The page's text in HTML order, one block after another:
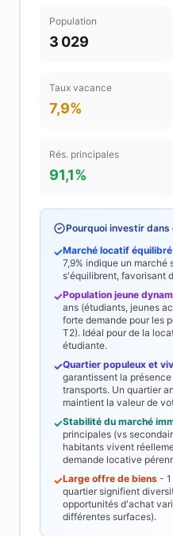
Population
3 029
Taux vacance
7,9%
Rés. principales
91,1%
Pourquoi investir dans
✓Marché locatif équilibré
7,9% indique un marché
s'équilibrent, favorisant
✓Population jeune
ans (étudiants, jeunes
forte demande pour les
T2). Idéal pour de la
étudiante.
✓Quartier populeux et
garantissent la
transports. Un quartier
maintient la valeur de
✓Stabilité du marché
principales (vs
habitants vivent
demande locative
✓Large offre de biens -
quartier signifient
opportunités d'achat
différentes surfaces).